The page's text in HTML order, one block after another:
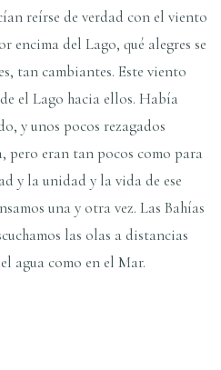
reírse de verdad con el viento
encima del Lago, qué alegres se
tan cambiantes. Este viento
el Lago hacia ellos. Había
y unos pocos rezagados
pero eran tan pocos como para
y la unidad y la vida de ese
una y otra vez. Las Bahías
las olas a distancias
agua como en el Mar.